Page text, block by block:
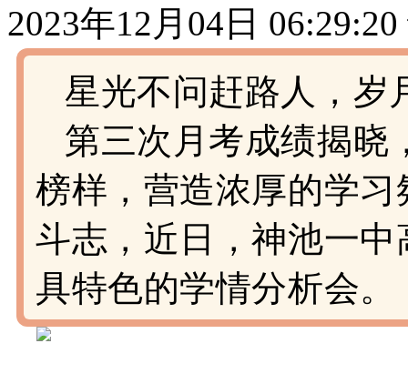
2023年12月04日 06:29:20
星光不问赶路人，岁
第三次月考成绩揭晓
榜样，营造浓厚的学
斗志，近日，神池一
具特色的学情分析会。